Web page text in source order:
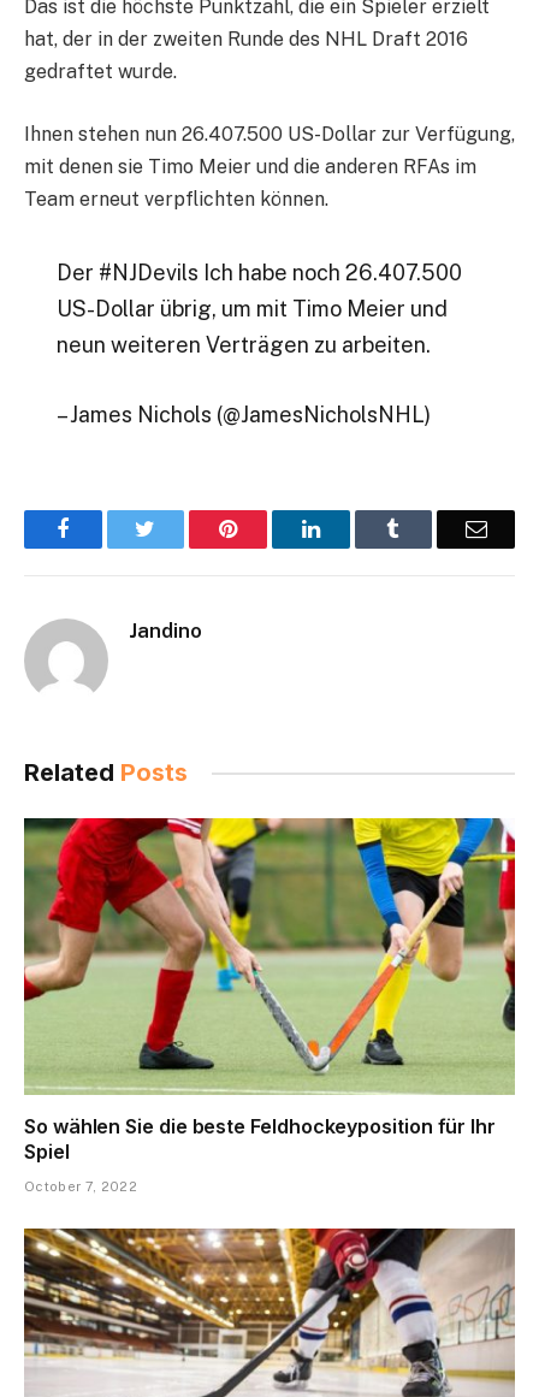
Das ist die höchste Punktzahl, die ein Spieler erzielt
hat, der in der zweiten Runde des NHL Draft 2016
gedraftet wurde.
Ihnen stehen nun 26.407.500 US-Dollar zur Verfügung,
mit denen sie Timo Meier und die anderen RFAs im
Team erneut verpflichten können.
Der #NJDevils Ich habe noch 26.407.500
US-Dollar übrig, um mit Timo Meier und
neun weiteren Verträgen zu arbeiten.
– James Nichols (@JamesNicholsNHL)
Facebook Pinterest LinkedIn Email
Jandino
Related Posts
So wählen Sie die beste Feldhockeyposition für Ihr
Spiel
October 7, 2022